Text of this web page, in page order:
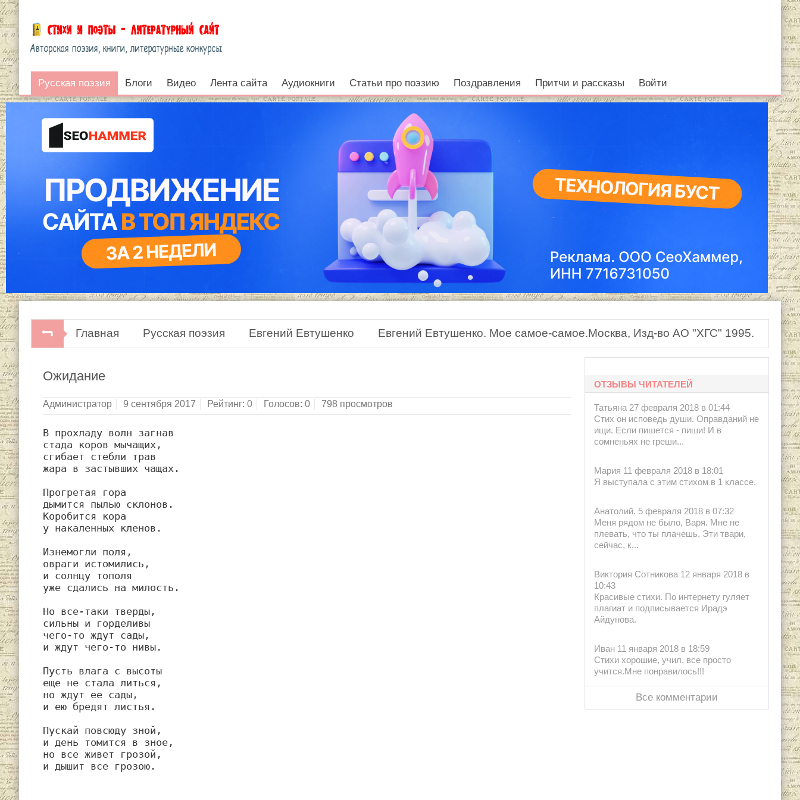
Русская поэзия
Русская поэзия Блоги Видео Лента сайта Аудиокниги Статьи про поэзию Поздравления Притчи и рассказы Войти
Главная Русская поэзия Евгений Евтушенко Евгений Евтушенко. Мое самое-самое.Москва, Изд-во АО "ХГС" 1995.
Ожидание
Администратор 9 сентября 2017 Рейтинг: 0 Голосов: 0 798 просмотров
В прохладу волн загнав
стада коров мычащих,
сгибает стебли трав
жара в застывших чащах.
Прогретая гора
дымится пылью склонов.
Коробится кора
у накаленных кленов.
Изнемогли поля,
овраги истомились,
и солнцу тополя
уже сдались на милость.
Но все-таки тверды,
сильны и горделивы
чего-то ждут сады,
и ждут чего-то нивы.
Пусть влага с высоты
еще не стала литься,
но ждут ее сады,
и ею бредят листья.
Пускай повсюду зной,
и день томится в зное,
но все живет грозой,
и дышит все грозою.
ОТЗЫВЫ ЧИТАТЕЛЕЙ
Татьяна 27 февраля 2018 в 01:44
Стих он исповедь души. Оправданий не
ищи. Если пишется - пиши! И в
сомненьях не греши...
Мария 11 февраля 2018 в 18:01
Я выступала с этим стихом в 1 классе.
Анатолий. 5 февраля 2018 в 07:32
Меня рядом не было, Варя. Мне не
плевать, что ты плачешь. Эти твари,
сейчас, к...
Виктория Сотникова 12 января 2018 в
10:43
Красивые стихи. По интернету гуляет
плагиат и подписывается Ирадэ
Айдунова.
Иван 11 января 2018 в 18:59
Стихи хорошие, учил, все просто
учится.Мне понравилось!!!
Все комментарии